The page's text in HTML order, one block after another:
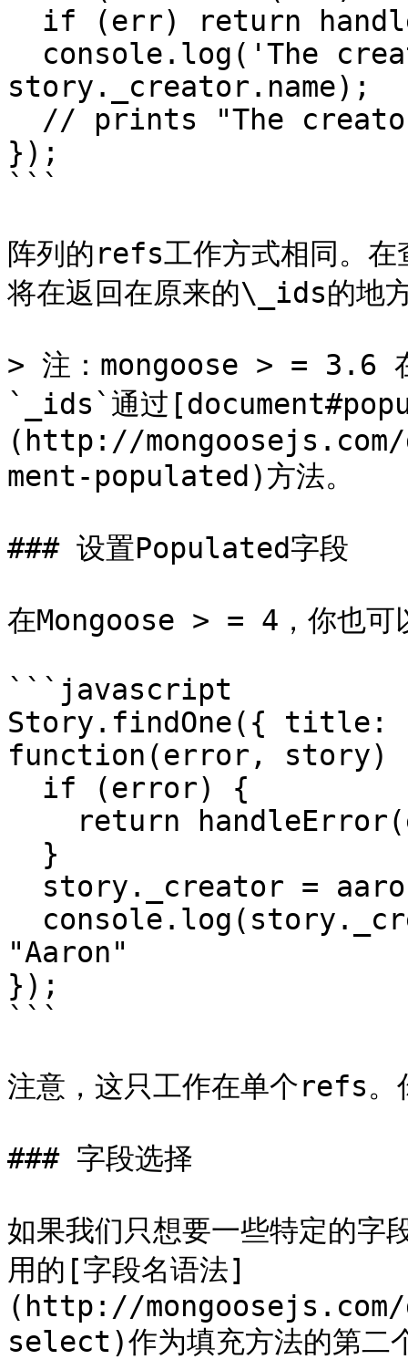
story._creator.name);
});
```
阵列的refs工作方式相同。
将在返回在原来的\_ids的地
> 注：mongoose > = 3.6
`_ids`通过
(http://mongoosejs.com/
ment-populated)方法。
### 设置Populated字段
在Mongoose > = 4，你也可
```javascript
Story.findOne({ title:
function(error, story)
"Aaron"
});
```
注意，这只工作在单个refs
### 字段选择
如果我们只想要一些特定的字
用的[字段名语法]
(http://
select)作为填充方法的第二